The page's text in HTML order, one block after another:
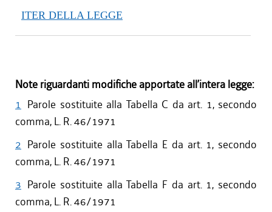
ITER DELLA LEGGE
Note riguardanti modifiche apportate all’intera legge:
1 Parole sostituite alla Tabella C da art. 1, secondo
comma, L. R. 46/1971
2 Parole sostituite alla Tabella E da art. 1, secondo
comma, L. R. 46/1971
3 Parole sostituite alla Tabella F da art. 1, secondo
comma, L. R. 46/1971